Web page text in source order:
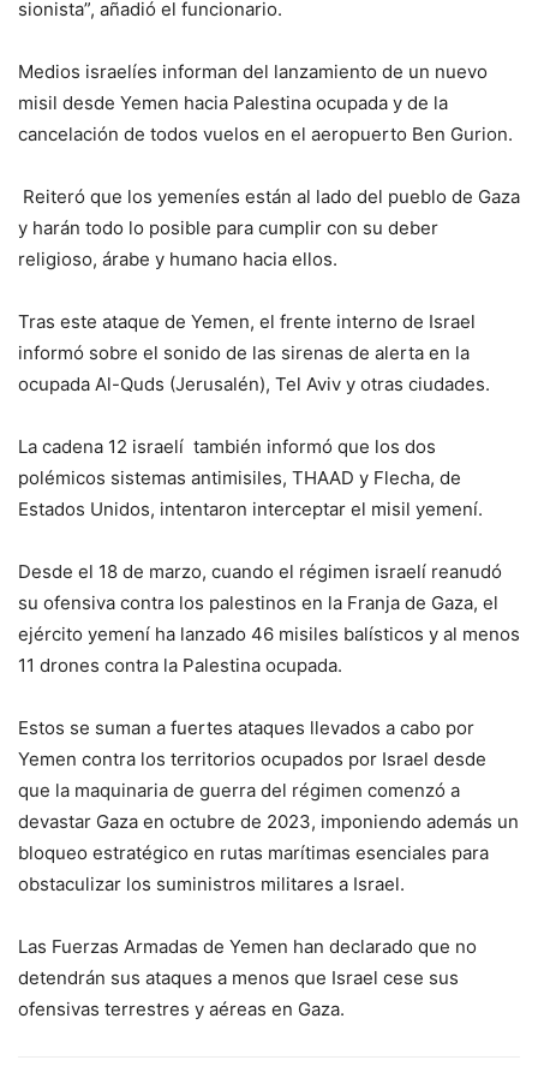
sionista”, añadió el funcionario.
Medios israelíes informan del lanzamiento de un nuevo
misil desde Yemen hacia Palestina ocupada y de la
cancelación de todos vuelos en el aeropuerto Ben Gurion.
Reiteró que los yemeníes están al lado del pueblo de Gaza
y harán todo lo posible para cumplir con su deber
religioso, árabe y humano hacia ellos.
Tras este ataque de Yemen, el frente interno de Israel
informó sobre el sonido de las sirenas de alerta en la
ocupada Al-Quds (Jerusalén), Tel Aviv y otras ciudades.
La cadena 12 israelí también informó que los dos
polémicos sistemas antimisiles, THAAD y Flecha, de
Estados Unidos, intentaron interceptar el misil yemení.
Desde el 18 de marzo, cuando el régimen israelí reanudó
su ofensiva contra los palestinos en la Franja de Gaza, el
ejército yemení ha lanzado 46 misiles balísticos y al menos
11 drones contra la Palestina ocupada.
Estos se suman a fuertes ataques llevados a cabo por
Yemen contra los territorios ocupados por Israel desde
que la maquinaria de guerra del régimen comenzó a
devastar Gaza en octubre de 2023, imponiendo además un
bloqueo estratégico en rutas marítimas esenciales para
obstaculizar los suministros militares a Israel.
Las Fuerzas Armadas de Yemen han declarado que no
detendrán sus ataques a menos que Israel cese sus
ofensivas terrestres y aéreas en Gaza.